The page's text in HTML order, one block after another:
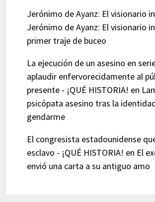
Jerónimo de Ayanz: El visionario
Jerónimo de Ayanz: El visionario
primer traje de buceo
La ejecución de un asesino en
aplaudir enfervorecidamente al
presente - ¡QUÉ HISTORIA! en
psicópata asesino tras la
gendarme
El congresista estadounidense
esclavo - ¡QUÉ HISTORIA! en El
envió una carta a su antiguo amo